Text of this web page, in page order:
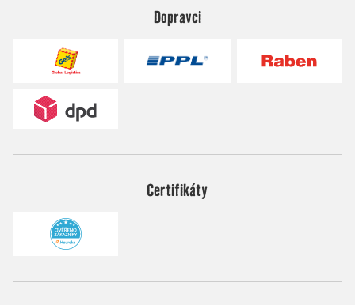
Dopravci
Certifikáty